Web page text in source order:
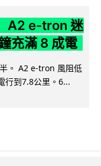
A2 e-tron 迷
充滿 8 成電
。 A2 e-tron 風阻低
行到7.8公里。6...